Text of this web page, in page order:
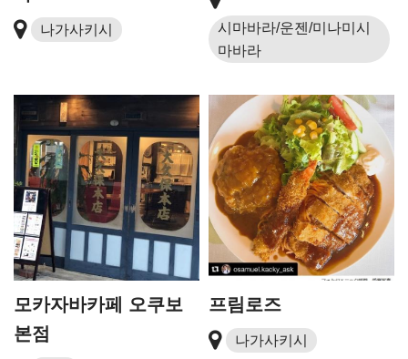
나가사키시
시마바라/운젠/미나미시
마바라
모카자바카페 오쿠보
본점
프림로즈
나가사키시